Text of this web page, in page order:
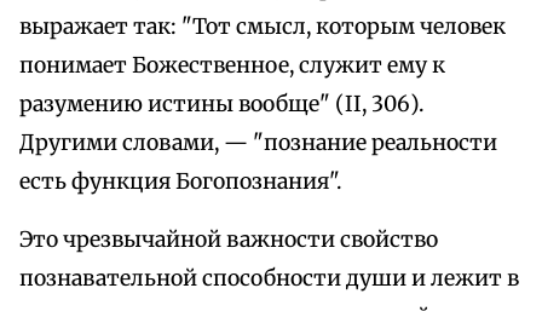
выражает так: "Тот смысл, которым человек
понимает Божественное, служит ему к
разумению истины вообще" (II, 306).
Другими словами, — "познание реальности
есть функция Богопознания".
Это чрезвычайной важности свойство
познавательной способности души и лежит в